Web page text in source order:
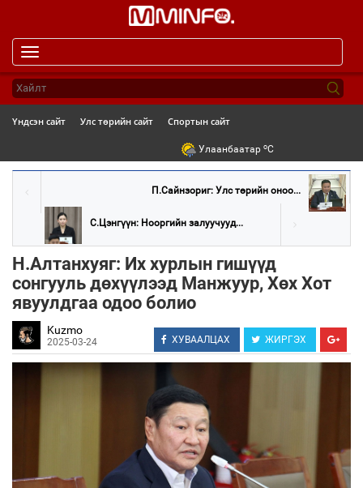
navigation
Үндсэн сайт Улс төрийн сайт Спортын сайт
Улаанбаатар oC
П.Сайнзориг: Улс төрийн оноо...
С.Цэнгүүн: Нооргийн залуучууд...
Н.Алтанхуяг: Их хурлын гишүүд
сонгууль дөхүүлээд Манжуур, Хөх Хот
явуулдгаа одоо болио
Kuzmo
2025-03-24 ХУВААЛЦАХ ЖИРГЭХ